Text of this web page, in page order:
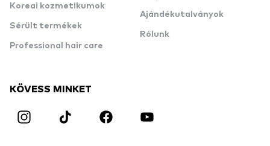
Koreai kozmetikumok
Sérült termékek
Professional hair care
Ajándékutalványok
Rólunk
KÖVESS MINKET